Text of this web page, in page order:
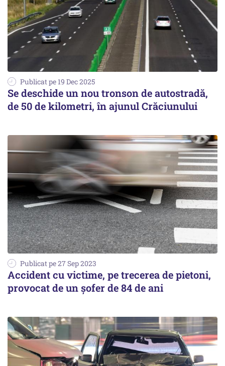
Publicat pe 19 Dec 2025
Se deschide un nou tronson de autostradă,
de 50 de kilometri, în ajunul Crăciunului
Publicat pe 27 Sep 2023
Accident cu victime, pe trecerea de pietoni,
provocat de un șofer de 84 de ani